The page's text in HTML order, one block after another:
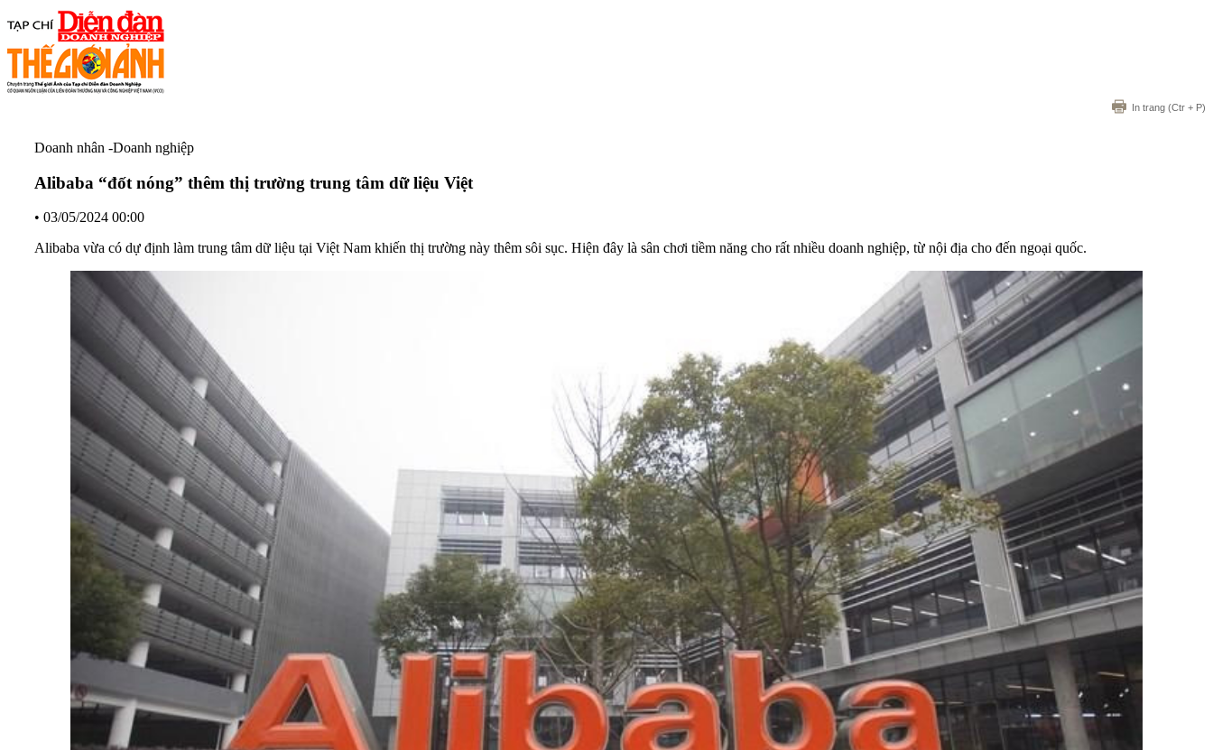
In trang (Ctr + P)
Doanh nhân -Doanh nghiệp
Alibaba “đốt nóng” thêm thị trường trung tâm dữ liệu Việt
• 03/05/2024 00:00
Alibaba vừa có dự định làm trung tâm dữ liệu tại Việt Nam khiến thị trường này thêm sôi sục. Hiện đây là sân chơi tiềm năng cho rất nhiều doanh nghiệp, từ nội địa cho đến ngoại quốc.